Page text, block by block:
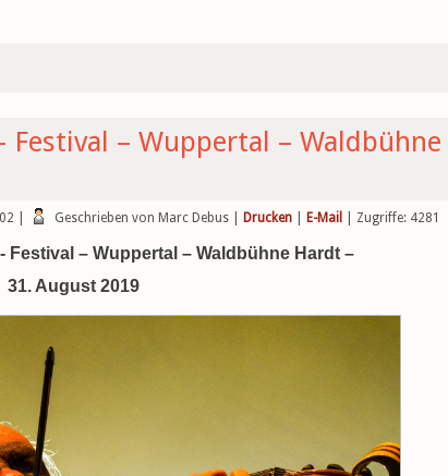
Festival – Wuppertal – Waldbühne
Geschrieben von Marc Debus Drucken E-Mail | Zugriffe: 4281
Festival – Wuppertal – Waldbühne Hardt –
31. August 2019